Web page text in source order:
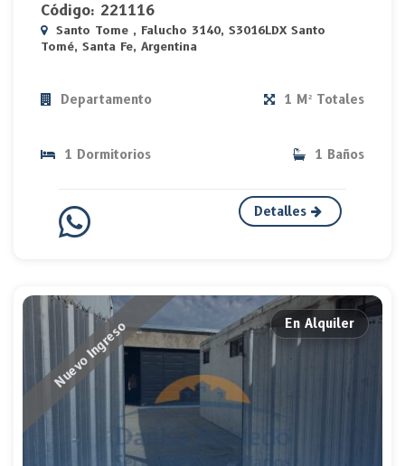
Código: 221116
Santo Tome , Falucho 3140, S3016LDX Santo
Tomé, Santa Fe, Argentina
Departamento 1 M² Totales
1 Dormitorios 1 Baños
Detalles
Nuevo Ingreso En Alquiler